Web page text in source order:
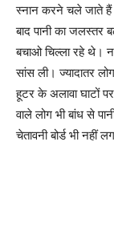
स्नान करने चले जाते
बाद पानी का
बचाओ चिल्ला रहे थे।
सांस ली। ज्यादातर
हूटर के अलावा घाटों
वाले लोग भी बांध से
चेतावनी बोर्ड भी नहीं